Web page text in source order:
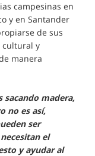
campesinas en
y en Santander
de sus
cultural y
manera
sacando madera,
no es así,
ser
el
y ayudar al